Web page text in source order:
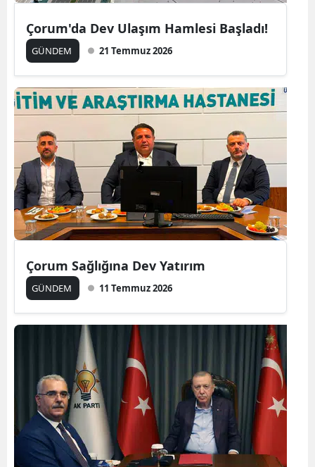
Çorum'da Dev Ulaşım Hamlesi Başladı!
GÜNDEM 21 Temmuz 2026
Çorum Sağlığına Dev Yatırım
GÜNDEM 11 Temmuz 2026